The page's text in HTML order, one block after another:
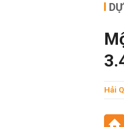
Hải